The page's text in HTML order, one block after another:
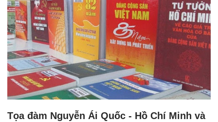
Tọa đàm Nguyễn Ái Quốc - Hồ Chí Minh và